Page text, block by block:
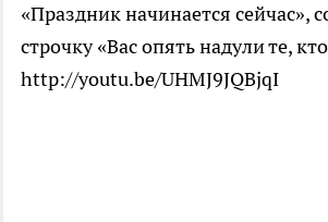
«Праздник начинается сейчас»,
строчку «Вас опять надули те,
http://youtu.be/UHMJ9JQBjqI